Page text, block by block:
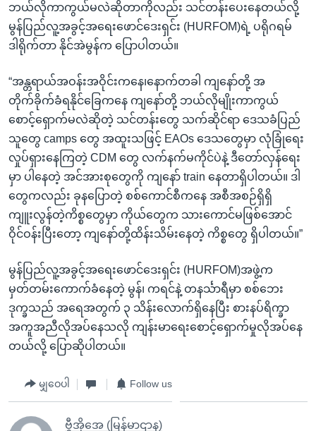
ဘယ်လိုကာကွယ်မလဲဆိုတာကိုလည်း သင်တန်းပေးနေတယ်လို့
မွန်ပြည်လူ့အခွင့်အရေးဖောင်ဒေးရှင်း (HURFOM)ရဲ့ ပရိုဂရမ်
ဒါရိုက်တာ နိုင်အဲမွန်က ပြောပါတယ်။
“အန္တရာယ်အဝန်းအဝိုင်းကနေ၊နောက်တခါ ကျနော်တို့ အ
တိုက်ခိုက်ခံရနိုင်ခြေကနေ ကျနော်တို့ ဘယ်လိုမျိုးကာကွယ်
စောင့်ရှောက်မလဲဆိုတဲ့ သင်တန်းတွေ သက်ဆိုင်ရာ ဒေသခံပြည်
သူတွေ camps တွေ အထူးသဖြင့် EAOs ဒေသတွေမှာ လုံခြုံရေး
လှုပ်ရှားနေကြတဲ့ CDM တွေ လက်နက်မကိုင်ပဲနဲ့ ဒီတော်လှန်ရေး
မှာ ပါနေတဲ့ အင်အားစုတွေကို ကျနော် train နေတာရှိပါတယ်။ ဒါ
တွေကလည်း ခုနပြောတဲ့ စစ်ကောင်စီကနေ အစီအစဉ်ရှိရှိ
ကျူးလွန်တဲ့ကိစ္စတွေမှာ ကိုယ်တွေက သားကောင်မဖြစ်အောင်
ဝိုင်ဝန်းပြီးတော့ ကျနော်တို့ထိန်းသိမ်းနေတဲ့ ကိစ္စတွေ ရှိပါတယ်။”
မွန်ပြည်လူ့အခွင့်အရေးဖောင်ဒေးရှင်း (HURFOM)အဖွဲ့က
မှတ်တမ်းကောက်ခံနေတဲ့ မွန်၊ ကရင်နဲ့ တနင်္သာရီမှာ စစ်ဘေး
ဒုက္ခသည် အရေအတွက် ၃ သိန်းလောက်ရှိနေပြီး စားနပ်ရိက္ခာ
အကူအညီလိုအပ်နေသလို ကျန်းမာရေးစောင့်ရှောက်မှုလိုအပ်နေ
တယ်လို့ ပြောဆိုပါတယ်။
မျှဝေပါ Follow us
ဗွီအိုအေ (မြန်မာဌာန)